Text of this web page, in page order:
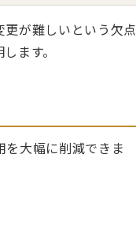
が難しいという欠点
ます。
大幅に削減できま